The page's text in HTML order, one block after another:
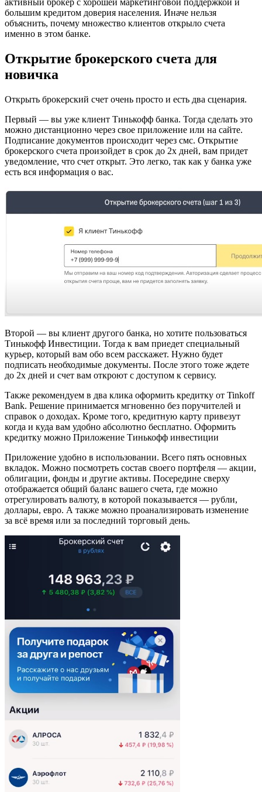
большим кредитом доверия населения. Иначе нельзя
объяснить, почему множество клиентов открыло счета
именно в этом банке.
Открытие брокерского счета для
новичка
Открыть брокерский счет очень просто и есть два сценария.
Первый — вы уже клиент Тинькофф банка. Тогда сделать это
можно дистанционно через свое приложение или на сайте.
Подписание документов происходит через смс. Открытие
брокерского счета произойдет в срок до 2х дней, вам придет
уведомление, что счет открыт. Это легко, так как у банка уже
есть вся информация о вас.
Второй — вы клиент другого банка, но хотите пользоваться
Тинькофф Инвестиции. Тогда к вам приедет специальный
курьер, который вам обо всем расскажет. Нужно будет
подписать необходимые документы. После этого тоже ждете
до 2х дней и счет вам откроют с доступом к сервису.
Также рекомендуем в два клика оформить кредитку от Tinkoff
Bank. Решение принимается мгновенно без поручителей и
справок о доходах. Кроме того, кредитную карту привезут
когда и куда вам удобно абсолютно бесплатно. Оформить
кредитку можно Приложение Тинькофф инвестиции
Приложение удобно в использовании. Всего пять основных
вкладок. Можно посмотреть состав своего портфеля — акции,
облигации, фонды и другие активы. Посередине сверху
отображается общий баланс вашего счета, где можно
отрегулировать валюту, в которой показывается — рубли,
доллары, евро. А также можно проанализировать изменение
за всё время или за последний торговый день.